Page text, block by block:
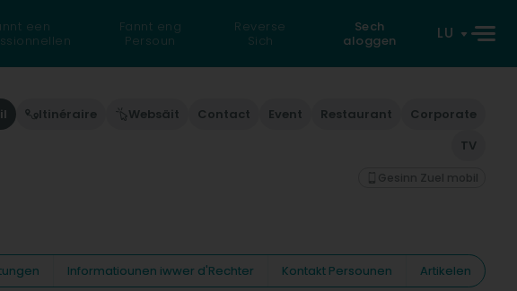
een
Fannt eng
Persoun
Reverse
Sich
Sech
aloggen
LU
Itinéraire Websäit Contact Event Restaurant
Corporate
TV
Gesinn Zuel mobil
Informatiounen iwwer d'Rechter Kontakt Persounen
Artikelen